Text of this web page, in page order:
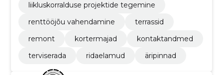
liikluskorralduse projektide tegemine
renttööjõu vahendamine
terrassid
remont
kortermajad
kontaktandmed
terviserada
ridaelamud äripinnad